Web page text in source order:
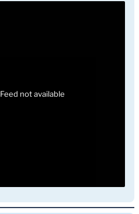
Feed not available